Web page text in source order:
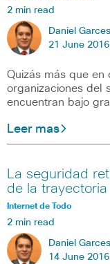
2 min read
Daniel Garces
21 June
Quizás más que en
organizaciones del
encuentran bajo
Leer mas
La seguridad
de la
Internet de Todo
2 min read
Daniel Garces
14 June